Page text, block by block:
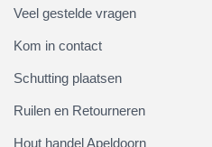
Veel gestelde vragen
Kom in contact
Schutting plaatsen
Ruilen en Retourneren
Hout handel Apeldoorn